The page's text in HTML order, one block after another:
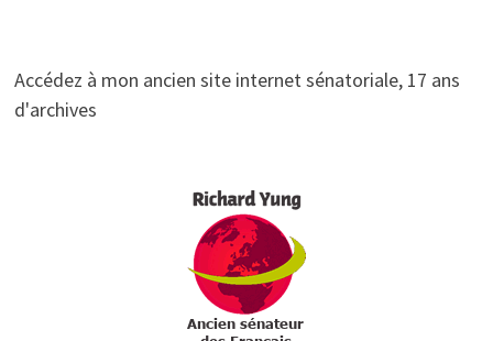
Accédez à mon ancien site internet sénatoriale, 17 ans
d'archives